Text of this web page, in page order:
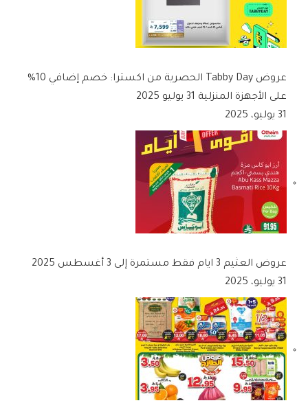
عروض Tabby Day الحصرية من اكسترا: خصم إضافي 10%
على الأجهزة المنزلية 31 يوليو 2025
31 يوليو، 2025
عروض العثيم 3 ايام فقط مستمرة إلى 3 أغسطس 2025
31 يوليو، 2025